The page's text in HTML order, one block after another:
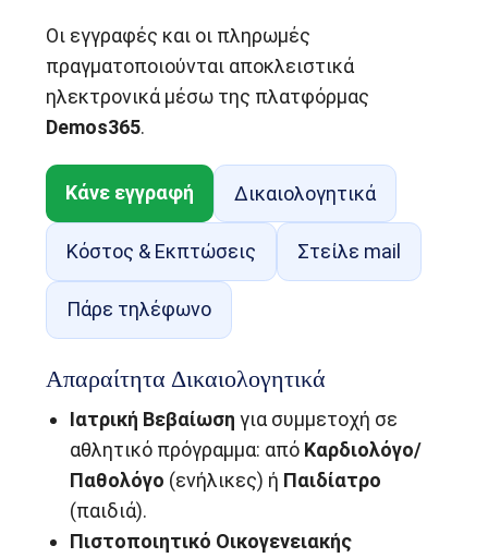
Οι εγγραφές και οι πληρωμές
πραγματοποιούνται αποκλειστικά
ηλεκτρονικά μέσω της πλατφόρμας
Demos365.
Κάνε εγγραφή Δικαιολογητικά
Κόστος & Εκπτώσεις Στείλε mail
Πάρε τηλέφωνο
Απαραίτητα Δικαιολογητικά
Ιατρική Βεβαίωση για συμμετοχή σε
αθλητικό πρόγραμμα: από Καρδιολόγο/
Παθολόγο (ενήλικες) ή Παιδίατρο
(παιδιά).
Πιστοποιητικό Οικογενειακής